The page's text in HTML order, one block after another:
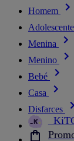
Homem
Adolescente
Menina
Menino
Bebé
Casa
Disfarces